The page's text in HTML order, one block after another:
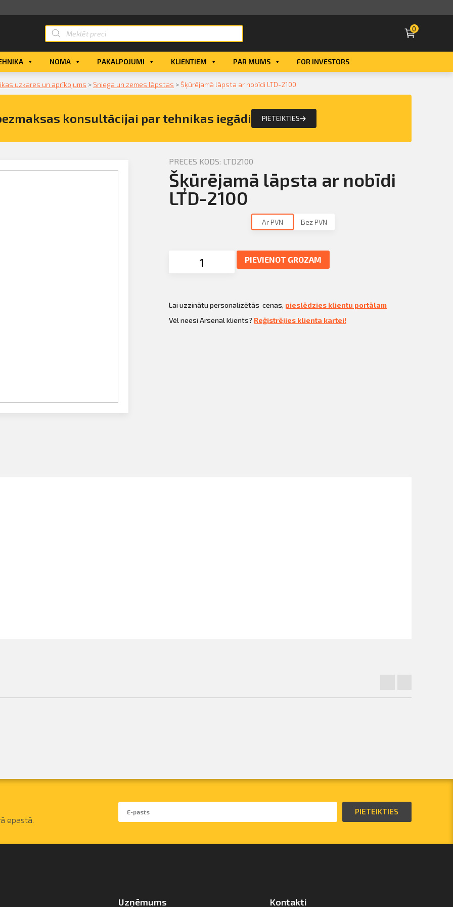
0
eParaksts
NOMA PAKALPOJUMI KLIENTIEM PAR MUMS FOR INVESTORS
uzkares un aprīkojums > Sniega un zemes lāpstas >Šķūrējamā lāpsta ar nobīdi LTD-2100
konsultācijai par tehnikas iegādi PIETEIKTIES
PRECES KODS: LTD2100
Šķūrējamā lāpsta ar nobīdi
LTD-2100
Ar PVN Bez PVN
PIEVIENOT GROZAM
Lai uzzinātu personalizētās cenas, pieslēdzies klientu portālam
Vēl neesi Arsenal klients? Reģistrējies klienta kartei!
epastā.
PIETEIKTIES
Uzņēmums Kontakti